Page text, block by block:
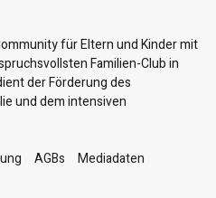
für Eltern und Kinder mit
Familien-Club in
der Förderung des
und dem intensiven
AGBs Mediadaten